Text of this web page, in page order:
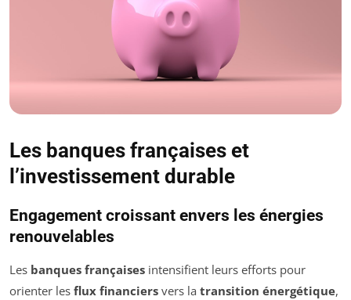
Les banques françaises et
l’investissement durable
Engagement croissant envers les énergies
renouvelables
Les banques françaises intensifient leurs efforts pour
orienter les flux financiers vers la transition énergétique,